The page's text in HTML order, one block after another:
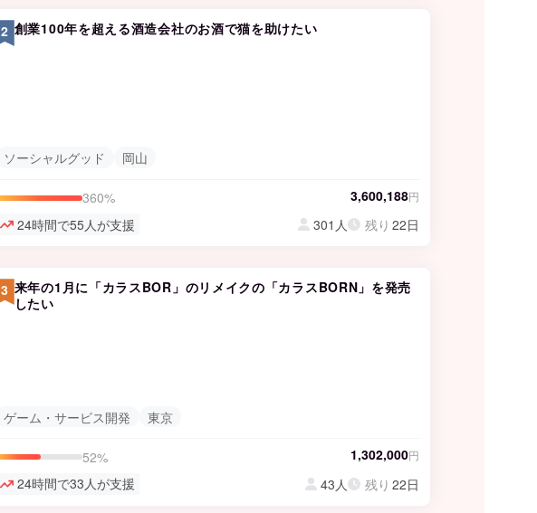
2 創業100年を超える酒造会社のお酒で猫を助けたい
ソーシャルグッド 岡山
360% 3,600,188円
24時間で55人が支援 301人 残り 22日
3 来年の1月に「カラスBOR」のリメイクの「カラスBORN」を発売
したい
ゲーム・サービス開発 東京
52% 1,302,000円
24時間で33人が支援 43人 残り 22日